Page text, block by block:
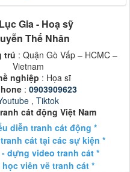
Gia - Hoạ sỹ
Thế Nhân
trú : Quận Gò Vấp – HCMC –
Vietnam
nghiệp : Họa sĩ
:0903909623
,Tiktok
cát động Việt Nam
diễn tranh cát động *
cát tại các sự kiện *
- dựng video tranh cát *
viên vẽ tranh cát *